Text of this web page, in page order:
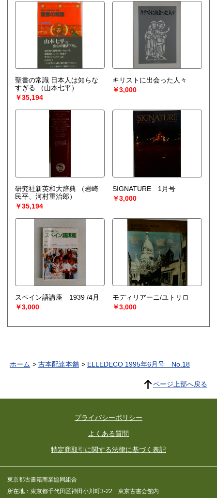
聖書の常識 日本人は知らな
すぎる
（山本七平）
￥35,194
キリストに出会った人々
￥3,000
研究社新英和大辞典
（岩崎
民平、河村重治郎）
￥35,194
SIGNATURE 1月号
￥3,000
スペイン語講座 1939 /4月
￥3,000
モディリアーニ/ユトリロ
￥3,000
ホーム 古本配達本舗 ELLEDECO 1995年6月号 No.18
ページ上部へ戻る
プライバシーポリシー
よくある質問
特定商取引に関する法律に基づく表記
東京都古書籍商業協同組合
所在地：東京都千代田区神田小川町3-22 東京古書会館内